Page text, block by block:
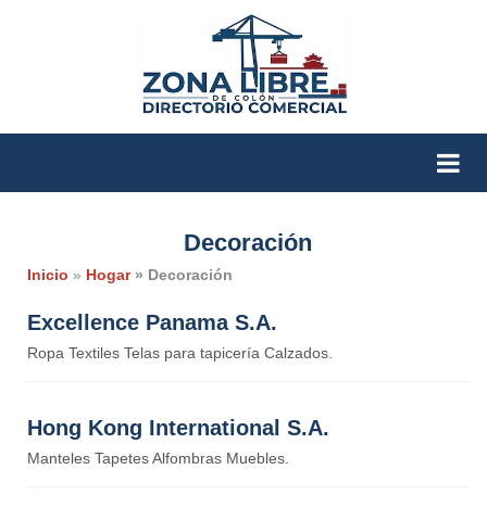
Decoración
Inicio » Hogar» Decoración
Excellence Panama S.A.
Ropa Textiles Telas para tapicería Calzados.
Hong Kong International S.A.
Manteles Tapetes Alfombras Muebles.